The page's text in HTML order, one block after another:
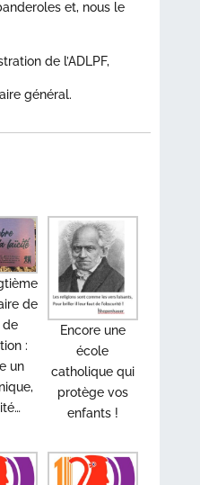
et, nous le
de l’ADLPF,
général.
de
de
:
un
Encore une
école
catholique qui
protège vos
enfants !